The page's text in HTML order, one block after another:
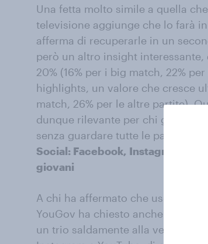
Una fetta molto simile a quella
televisione aggiunge che lo farà
afferma di recuperarle in un
però un altro insight
20% (16% per i big match, 22%
highlights, un valore che cresce
match, 26% per le altre partite).
dunque rilevante per chi
senza guardare tutte le partite per
Social: Facebook, Instagram e
giovani
A chi ha affermato che userà i
YouGov ha chiesto anche di
un trio saldamente alla vetta di